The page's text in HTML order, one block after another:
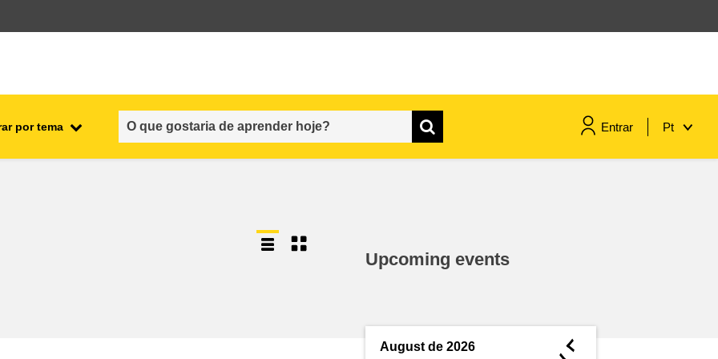
por tema Entrar Pt
conhecimento
Upcoming events
August de 2026 ◄